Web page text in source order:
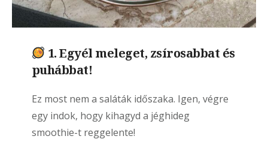
1. Egyél meleget, zsírosabbat és
puhábbat!
Ez most nem a saláták időszaka. Igen, végre
egy indok, hogy kihagyd a jéghideg
smoothie-t reggelente!